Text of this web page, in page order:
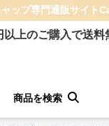
ップ専門通販サイト
以上のご購入で送料
商品を検索